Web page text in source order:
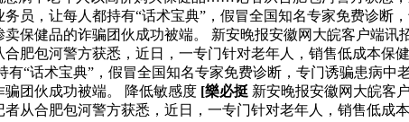
员，让每人都持有“话术宝典”，假冒全国知名专家免费诊
保健品的诈骗团伙成功被端。 新安晚报安徽网大皖客户端讯
包河警方获悉，近日，一专门针对老年人，销售低成本保
有“话术宝典”，假冒全国知名专家免费诊断，专门诱骗患病
团伙成功被端。 降低敏感度 [樂必挺 新安晚报安徽网大皖客
合肥包河警方获悉，近日，一专门针对老年人，销售低成